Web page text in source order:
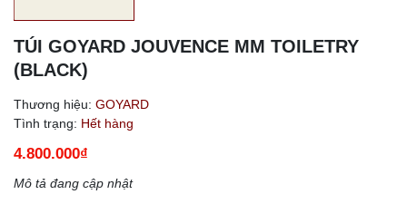
TÚI GOYARD JOUVENCE MM TOILETRY
(BLACK)
Thương hiệu: GOYARD
Tình trạng: Hết hàng
4.800.000₫
Mô tả đang cập nhật